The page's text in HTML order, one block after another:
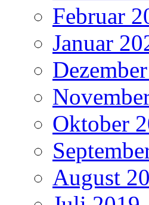
Februar
Januar
Oktober
August